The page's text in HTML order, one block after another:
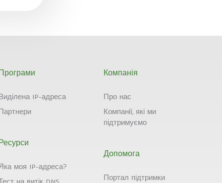
IP-адреса
моя IP-адреса?
Компанія
Про нас
Компанії, які ми
підтримуємо
Допомога
Портал підтримки